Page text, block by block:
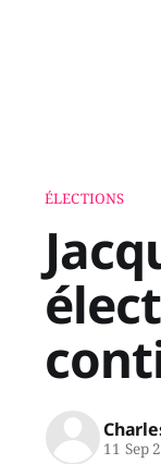
ÉLECTIONS
11 Sep